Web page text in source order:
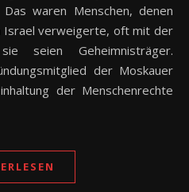
Das waren Menschen, denen
Israel verweigerte, oft mit der
seien Geheimnisträger.
der Moskauer
der Menschenrechte